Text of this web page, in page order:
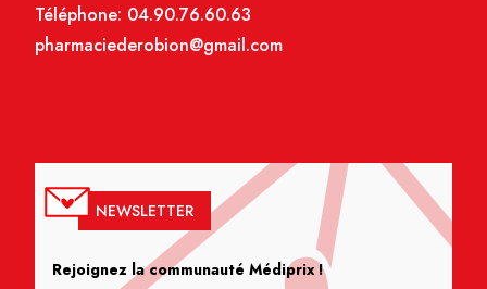
Téléphone: 04.90.76.60.63
pharmaciederobion@gmail.com
NEWSLETTER
Rejoignez la communauté Médiprix !